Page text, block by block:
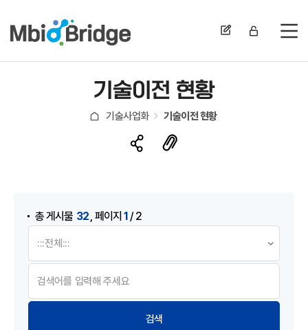
전
기술이전 현황
기술사업화 기술이전 현황
총 게시물 32 ,페이지1/ 2